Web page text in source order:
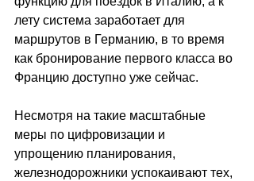
лету система заработает для
маршрутов в Германию, в то время
как бронирование первого класса во
Францию доступно уже сейчас.
Несмотря на такие масштабные
меры по цифровизации и
упрощению планирования,
железнодорожники успокаивают тех,